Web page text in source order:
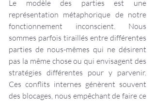
Le modèle des parties est une
représentation métaphorique de notre
fonctionnement inconscient. Nous
sommes parfois tiraillés entre différentes
parties de nous-mêmes qui ne désirent
pas la même chose ou qui envisagent des
stratégies différentes pour y parvenir.
Ces conflits internes génèrent souvent
des blocages, nous empêchant de faire ce